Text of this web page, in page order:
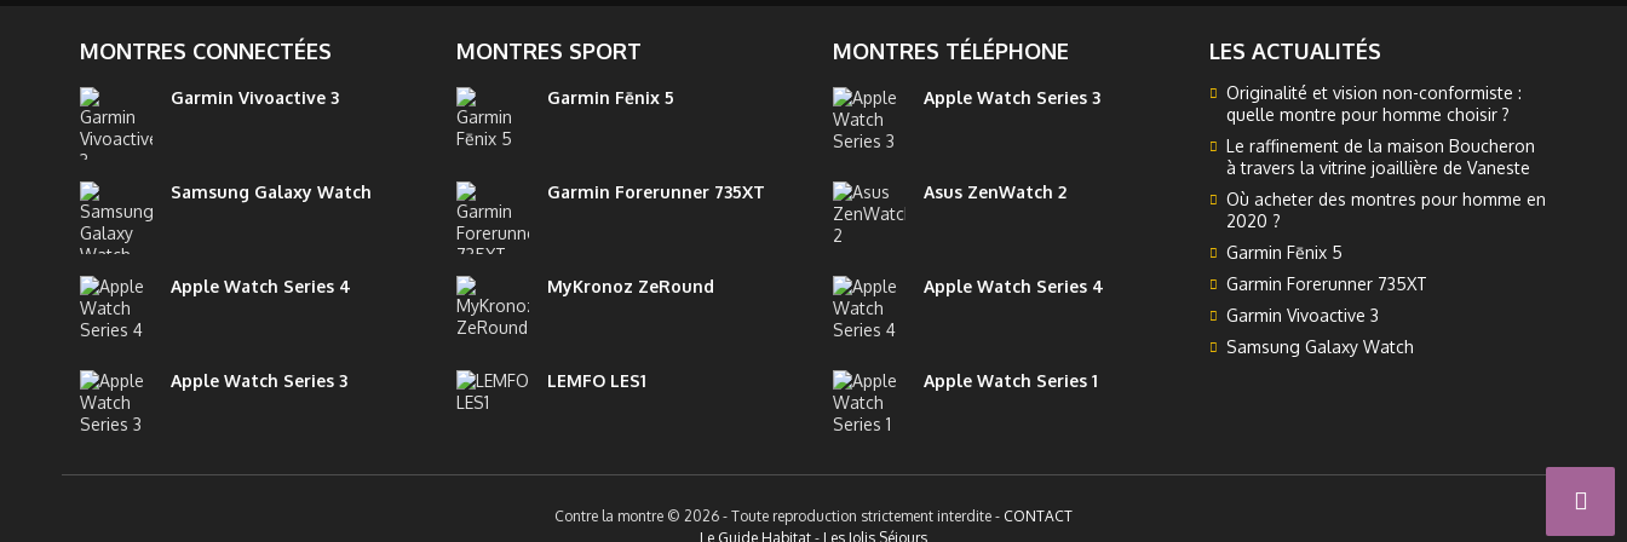
MONTRES CONNECTÉES
Garmin Vivoactive 3
Samsung Galaxy Watch
Apple Watch Series 4
Apple Watch Series 3
MONTRES SPORT
Garmin Fēnix 5
Garmin Forerunner 735XT
MyKronoz ZeRound
LEMFO LES1
MONTRES TÉLÉPHONE
Apple Watch Series 3
Asus ZenWatch 2
Apple Watch Series 4
Apple Watch Series 1
LES ACTUALITÉS
Originalité et vision non-conformiste :
quelle montre pour homme choisir ?
Le raffinement de la maison Boucheron
à travers la vitrine joaillière de Vaneste
Où acheter des montres pour homme en
2020 ?
Garmin Fēnix 5
Garmin Forerunner 735XT
Garmin Vivoactive 3
Samsung Galaxy Watch
Contre la montre © 2026 - Toute reproduction strictement interdite - CONTACT
Le Guide Habitat - Les Jolis Séjours